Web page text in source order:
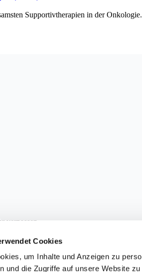
Cookies
um Inhalte und Anzeigen zu
und die Zugriffe auf unsere Website
Supportivtherapien in der
verpassen.